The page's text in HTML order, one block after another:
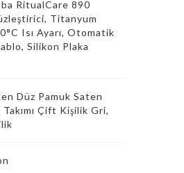
RitualCare 890
Titanyum
Isı Ayarı, Otomatik
Silikon Plaka
Düz Pamuk Saten
Çift Kişilik Gri,